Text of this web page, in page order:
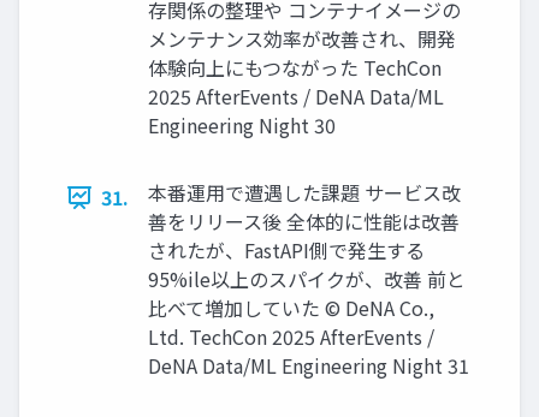
存関係の整理や コンテナイメージの
メンテナンス効率が改善され、開発
体験向上にもつながった TechCon
2025 AfterEvents / DeNA Data/ML
Engineering Night 30
31.
本番運用で遭遇した課題 サービス改
善をリリース後 全体的に性能は改善
されたが、FastAPI側で発生する
95%ile以上のスパイクが、改善 前と
比べて増加していた © DeNA Co.,
Ltd. TechCon 2025 AfterEvents /
DeNA Data/ML Engineering Night 31